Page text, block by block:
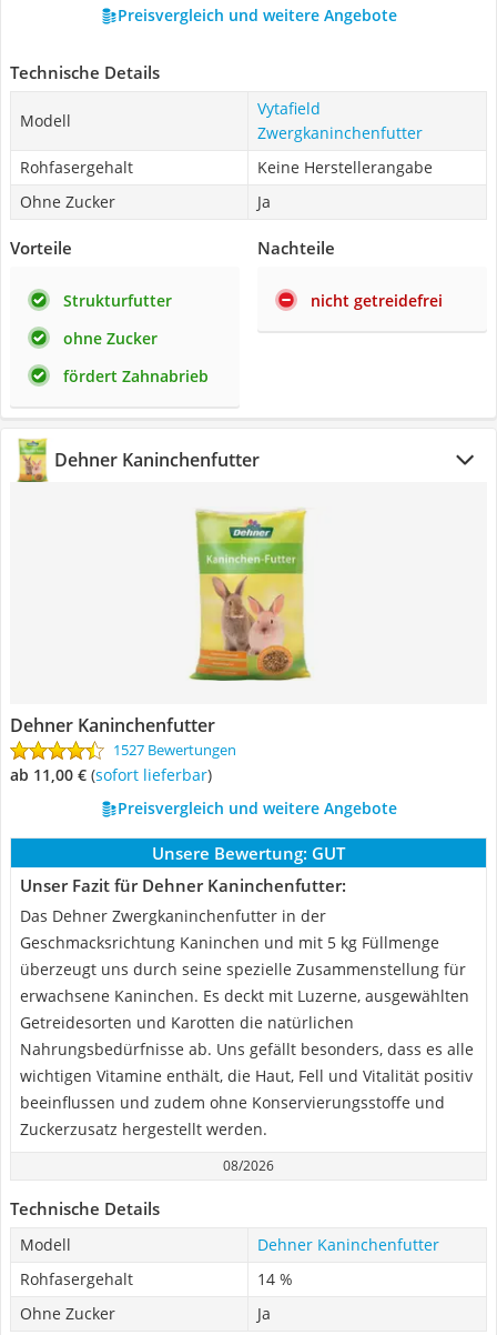
Preisvergleich und weitere Angebote
Technische Details
Modell
Vytafield
Zwergkaninchenfutter
Rohfasergehalt
Keine Herstellerangabe
Ohne Zucker
Ja
Vorteile
Strukturfutter
ohne Zucker
fördert Zahnabrieb
Nachteile
nicht getreidefrei
Dehner Kaninchenfutter
Dehner Kaninchenfutter
1527 Bewertungen
ab 11,00 € ( Sofort lieferbar)
Preisvergleich und weitere Angebote
Unsere Bewertung: GUT
Unser Fazit für Dehner Kaninchenfutter:
Das Dehner Zwergkaninchenfutter in der
Geschmacksrichtung Kaninchen und mit 5 kg Füllmenge
überzeugt uns durch seine spezielle Zusammenstellung für
erwachsene Kaninchen. Es deckt mit Luzerne, ausgewählten
Getreidesorten und Karotten die natürlichen
Nahrungsbedürfnisse ab. Uns gefällt besonders, dass es alle
wichtigen Vitamine enthält, die Haut, Fell und Vitalität positiv
beeinflussen und zudem ohne Konservierungsstoffe und
Zuckerzusatz hergestellt werden.
08/2026
Technische Details
Modell
Dehner Kaninchenfutter
Rohfasergehalt
14 %
Ohne Zucker
Ja